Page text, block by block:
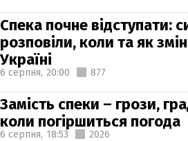
Спека почне відступати:
розповіли, коли та як
Україні
6 серпня, 20:00 877
Замість спеки – грози,
коли погіршиться погода
6 серпня, 18:53 2026